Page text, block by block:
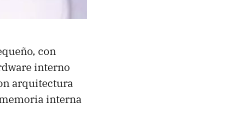
con
interno
arquitectura
interna